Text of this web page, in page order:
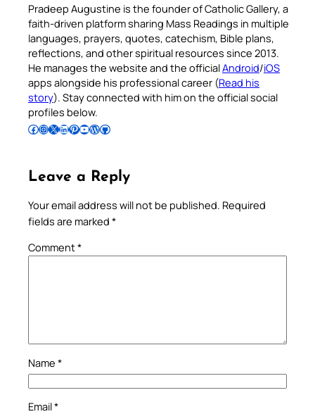
Pradeep Augustine is the founder of Catholic Gallery, a
faith-driven platform sharing Mass Readings in multiple
languages, prayers, quotes, catechism, Bible plans,
reflections, and other spiritual resources since 2013.
He manages the website and the officialAndroid/iOS
apps alongside his professional career (Read his
story). Stay connected with him on the official social
profiles below.
Follow Pradeep on Facebook Follow Pradeep on InstagramFollow Pradeep on X Follow Pradeep on LinkedIn Follow Pradeep on Pinterest Subscribe to Pradeep’s Youtube Channel Follow Pradeep on WordPress Follow Pradeep on GitHub
Leave a Reply
Your email address will not be published. Required
fields are marked *
Comment*
Name *
Email*